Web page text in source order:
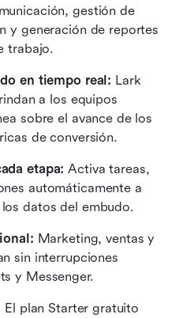
gestión de
y generación de reportes
trabajo.
en tiempo real: Lark
a los equipos
sobre el avance de los
de conversión.
etapa: Activa tareas,
automáticamente a
datos del embudo.
Marketing, ventas y
sin interrupciones
y Messenger.
El plan Starter gratuito